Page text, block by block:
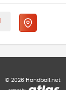
© 2026 Handball.net